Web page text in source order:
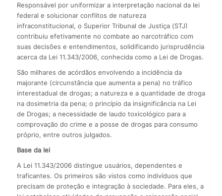
Responsável por uniformizar a interpretação nacional da lei
federal e solucionar conflitos de natureza
infraconstitucional, o Superior Tribunal de Justiça (STJ)
contribuiu efetivamente no combate ao narcotráfico com
suas decisões e entendimentos, solidificando jurisprudência
acerca da Lei 11.343/2006, conhecida como a Lei de Drogas.
São milhares de acórdãos envolvendo a incidência da
majorante (circunstância que aumenta a pena) no tráfico
interestadual de drogas; a natureza e a quantidade de droga
na dosimetria da pena; o princípio da insignificância na Lei
de Drogas; a necessidade de laudo toxicológico para a
comprovação do crime e a posse de drogas para consumo
próprio, entre outros julgados.
Base da lei
A Lei 11.343/2006 distingue usuários, dependentes e
traficantes. Os primeiros são vistos como indivíduos que
precisam de proteção e integração à sociedade. Para eles, a